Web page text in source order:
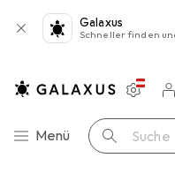
Galaxus
Schneller finden
Navigation nach Kategorien
Menü Suche
Merklisten